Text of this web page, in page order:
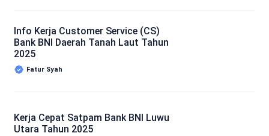
Info Kerja Customer Service (CS)
Bank BNI Daerah Tanah Laut Tahun
2025
Fatur Syah
Kerja Cepat Satpam Bank BNI Luwu
Utara Tahun 2025